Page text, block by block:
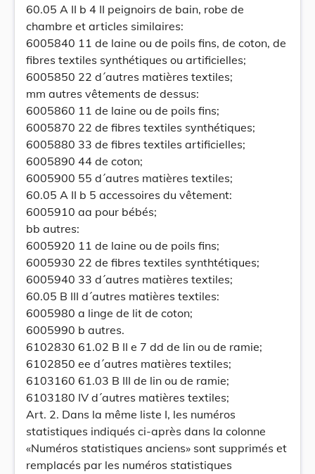
60.05 A II b 4 II peignoirs de bain, robe de
chambre et articles similaires:
6005840 11 de laine ou de poils fins, de coton, de
fibres textiles synthétiques ou artificielles;
6005850 22 d´autres matières textiles;
mm autres vêtements de dessus:
6005860 11 de laine ou de poils fins;
6005870 22 de fibres textiles synthétiques;
6005880 33 de fibres textiles artificielles;
6005890 44 de coton;
6005900 55 d´autres matières textiles;
60.05 A II b 5 accessoires du vêtement:
6005910 aa pour bébés;
bb autres:
6005920 11 de laine ou de poils fins;
6005930 22 de fibres textiles synthtétiques;
6005940 33 d´autres matières textiles;
60.05 B III d´autres matières textiles:
6005980 a linge de lit de coton;
6005990 b autres.
6102830 61.02 B II e 7 dd de lin ou de ramie;
6102850 ee d´autres matières textiles;
6103160 61.03 B III de lin ou de ramie;
6103180 IV d´autres matières textiles;
Art. 2. Dans la même liste I, les numéros
statistiques indiqués ci-après dans la colonne
«Numéros statistiques anciens» sont supprimés et
remplacés par les numéros statistiques